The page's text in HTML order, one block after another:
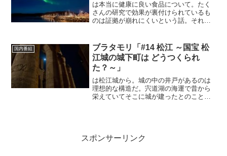
は本当に健康に良い食品について。たく
さんの研究で効果が裏付けられているも
のは証拠が崩れにくいという話。それを
しかしこうなると結局納豆とかローカル
フードは世界的に観て多角...
国内番組
ブラタモリ「#14 松江 ～国宝 松
江城の城下町は どうつくられ
た？～」
は松江城から。城の中の井戸があるのは
理想的な構造だ。宍道湖の海運で昔から
栄えていてそこに城が建ったとのこと。
スポンサーリンク